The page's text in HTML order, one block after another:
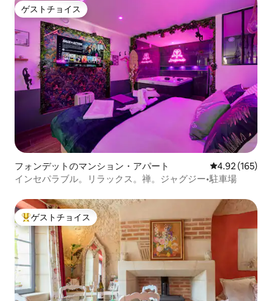
ゲストチョイス
ゲストチョイス
フォンデットのマンション・アパート レビュー165
4.92 (165)
インセパラブル。リラックス。禅。ジャグジー•駐車場
大好評のゲストチョイスです。
ゲストチョイス